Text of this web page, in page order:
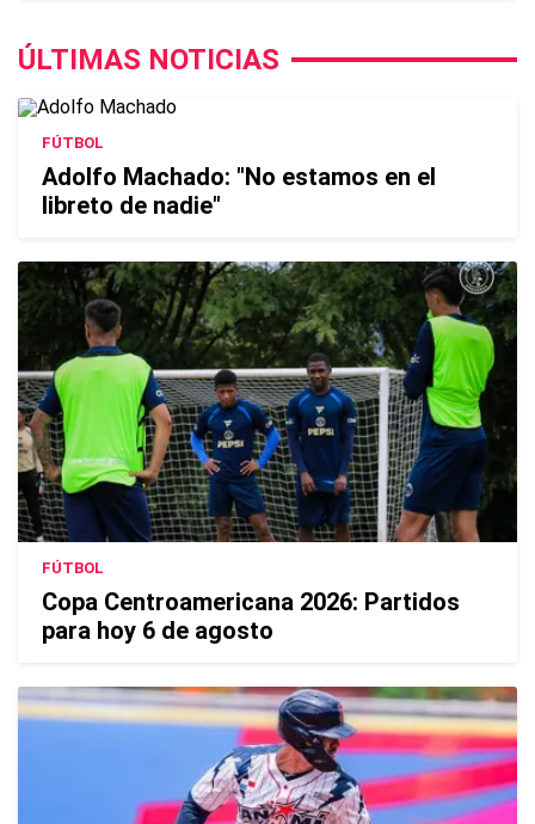
ÚLTIMAS NOTICIAS
FÚTBOL
Adolfo Machado: "No estamos en el
libreto de nadie"
FÚTBOL
Copa Centroamericana 2026: Partidos
para hoy 6 de agosto